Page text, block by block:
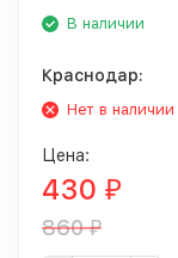
В наличии
Краснодар:
Нет в наличии
Цена:
430 ₽
860₽